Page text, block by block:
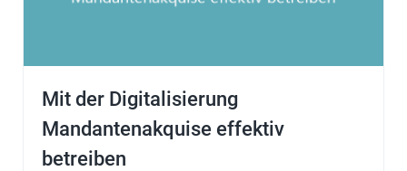
Mit der Digitalisierung
Mandantenakquise effektiv
betreiben